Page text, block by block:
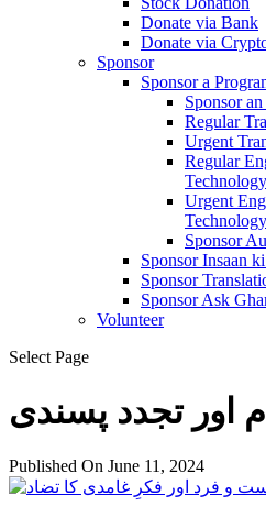
Donate via Bank
Donate via
Sponsor
Sponsor a
Sponsor
Regular
Urgent
Regular
Technology
Urgent
Technology
Sponsor
Sponsor Insaan
Sponsor
Sponsor Ask
Volunteer
Select Page
اور تجدد پسندی
Published On June 11, 2024